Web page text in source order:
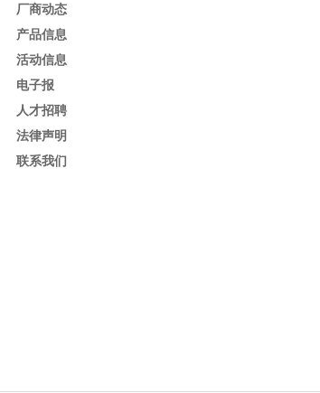
厂商动态
产品信息
活动信息
电子报
人才招聘
法律声明
联系我们